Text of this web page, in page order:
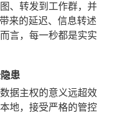
、转发到工作群，并
来的延迟、信息转述
言，每一秒都是实实
患
据主权的意义远超效
地，接受严格的管控